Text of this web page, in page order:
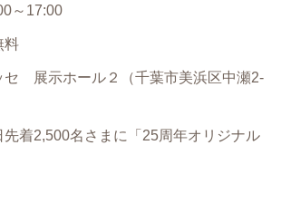
～17:00
料
セ 展示ホール２（千葉市美浜区中瀬2-
先着2,500名さまに「25周年オリジナル